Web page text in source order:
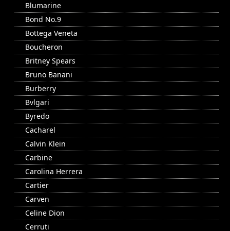
Blumarine
Bond No.9
Bottega Veneta
Boucheron
Britney Spears
Bruno Banani
Burberry
Bvlgari
Byredo
Cacharel
Calvin Klein
Carbine
Carolina Herrera
Cartier
Carven
Celine Dion
Cerruti